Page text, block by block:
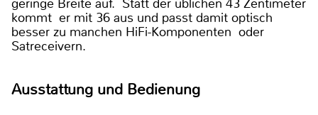
geringe Breite auf. Statt der üblichen 43 Zentimeter
kommt er mit 36 aus und passt damit optisch
besser zu manchen HiFi-Komponenten oder
Satreceivern.
Ausstattung und Bedienung